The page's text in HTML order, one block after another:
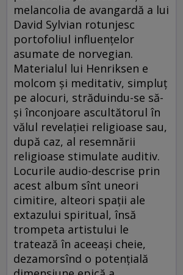
melancolia de avangardă a lui
David Sylvian rotunjesc
portofoliul influenţelor
asumate de norvegian.
Materialul lui Henriksen e
molcom şi meditativ, simpluţ
pe alocuri, străduindu-se să-
şi înconjoare ascultătorul în
vălul revelaţiei religioase sau,
după caz, al resemnării
religioase stimulate auditiv.
Locurile audio-descrise prin
acest album sînt uneori
cimitire, alteori spaţii ale
extazului spiritual, însă
trompeta artistului le
tratează în aceeaşi cheie,
dezamorsînd o potenţială